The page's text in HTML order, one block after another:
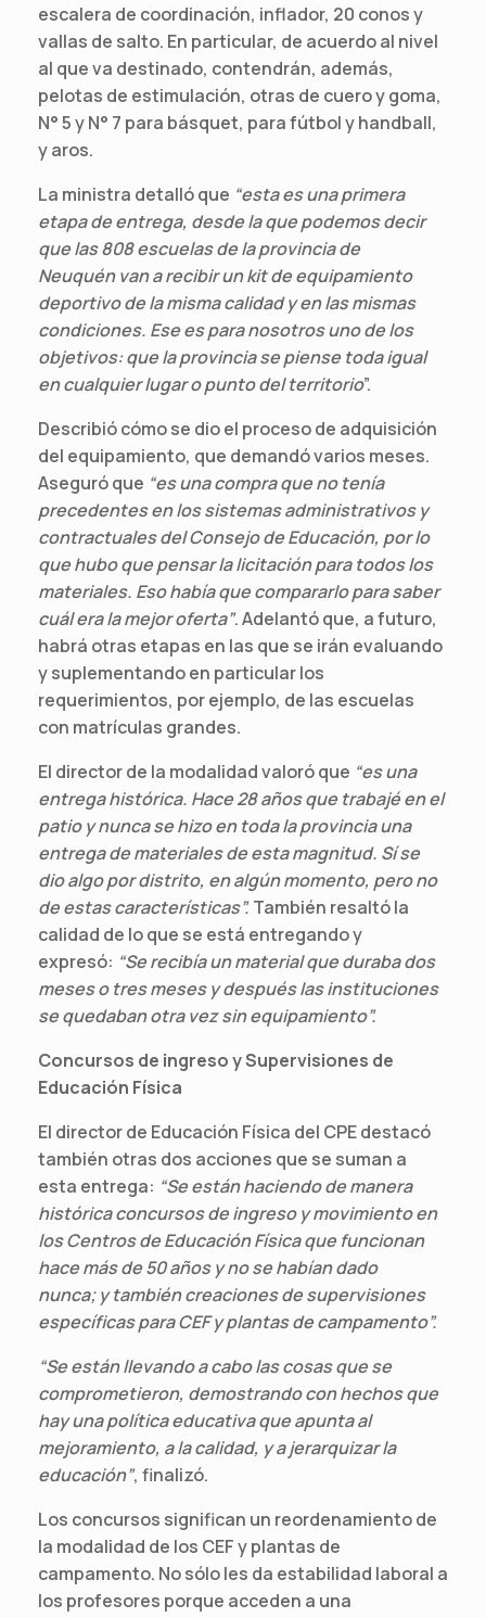
escalera de coordinación, inflador, 20 conos y
vallas de salto. En particular, de acuerdo al nivel
al que va destinado, contendrán, además,
pelotas de estimulación, otras de cuero y goma,
N° 5 y N° 7 para básquet, para fútbol y handball,
y aros.
La ministra detalló que “esta es una primera
etapa de entrega, desde la que podemos decir
que las 808 escuelas de la provincia de
Neuquén van a recibir un kit de equipamiento
deportivo de la misma calidad y en las mismas
condiciones. Ese es para nosotros uno de los
objetivos: que la provincia se piense toda igual
en cualquier lugar o punto del territorio”.
Describió cómo se dio el proceso de adquisición
del equipamiento, que demandó varios meses.
Aseguró que “es una compra que no tenía
precedentes en los sistemas administrativos y
contractuales del Consejo de Educación, por lo
que hubo que pensar la licitación para todos los
materiales. Eso había que compararlo para saber
cuál era la mejor oferta”. Adelantó que, a futuro,
habrá otras etapas en las que se irán evaluando
y suplementando en particular los
requerimientos, por ejemplo, de las escuelas
con matrículas grandes.
El director de la modalidad valoró que “es una
entrega histórica. Hace 28 años que trabajé en el
patio y nunca se hizo en toda la provincia una
entrega de materiales de esta magnitud. Sí se
dio algo por distrito, en algún momento, pero no
de estas características”.También resaltó la
calidad de lo que se está entregando y
expresó: “Se recibía un material que duraba dos
meses o tres meses y después las instituciones
se quedaban otra vez sin equipamiento”.
Concursos de ingreso y Supervisiones de
Educación Física
El director de Educación Física del CPE destacó
también otras dos acciones que se suman a
esta entrega: “Se están haciendo de manera
histórica concursos de ingreso y movimiento en
los Centros de Educación Física que funcionan
hace más de 50 años y no se habían dado
nunca; y también creaciones de supervisiones
específicas para CEF y plantas de campamento”.
“Se están llevando a cabo las cosas que se
comprometieron, demostrando con hechos que
hay una política educativa que apunta al
mejoramiento, a la calidad, y a jerarquizar la
educación”, finalizó.
Los concursos significan un reordenamiento de
la modalidad de los CEF y plantas de
campamento. No sólo les da estabilidad laboral a
los profesores porque acceden a una